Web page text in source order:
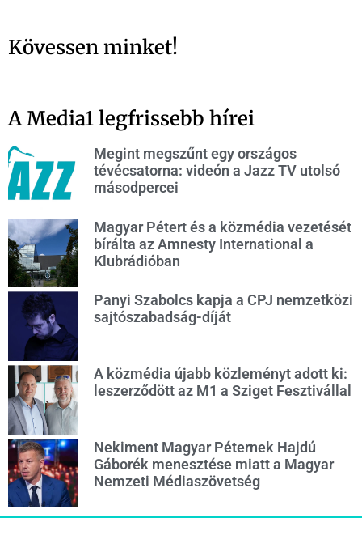
Kövessen minket!
A Media1 legfrissebb hírei
Megint megszűnt egy országos
tévécsatorna: videón a Jazz TV utolsó
másodpercei
Magyar Pétert és a közmédia vezetését
bírálta az Amnesty International a
Klubrádióban
Panyi Szabolcs kapja a CPJ nemzetközi
sajtószabadság-díját
A közmédia újabb közleményt adott ki:
leszerződött az M1 a Sziget Fesztivállal
Nekiment Magyar Péternek Hajdú
Gáborék menesztése miatt a Magyar
Nemzeti Médiaszövetség